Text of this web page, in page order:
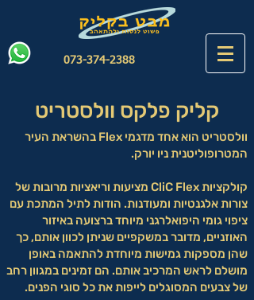
073-374-2388
קליק פלקס וולסטריט
וולסטריט הוא אחד מדגמי Flex בהשראת העיר
המטרופוליטנית ניו יורק.
קולקציות CliC Flex מציעות וריאציות מרובות של
צורות אלגנטיות ומעודנות. הודות לתיל המתכת עם
ציפוי גומי היפואלרגני מיוחד ברצועה באיזור
האוזניים, מדובר במשקפיים שניתן לכוון אותם, כך
שהן מספקות גמישות מיוחדת להתאמה באופן
מושלם לראש המרכיב אותם. הם זמינים במגוון רחב
של צבעים המסוגלים לייפות את כל סוגי הפנים.